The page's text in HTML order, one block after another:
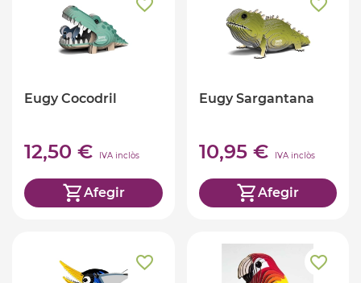
Eugy Cocodril
12,50 € IVA inclòs
Afegir
Eugy Sargantana
10,95 € IVA inclòs
Afegir